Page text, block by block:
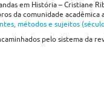
em História – Cristiane
da comunidade acadêmica
métodos e sujeitos
pelo sistema da